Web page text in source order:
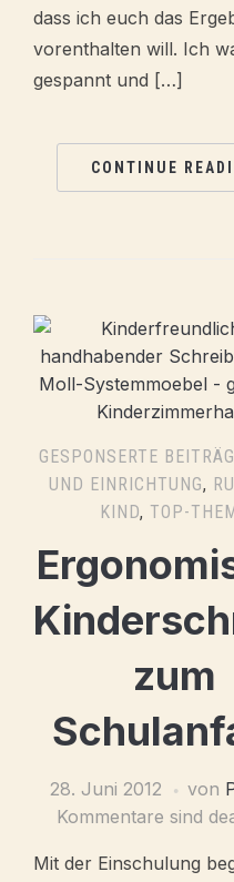
dass ich euch das
vorenthalten will. Ich
gespannt und […]
CONTINUE
GESPONSERTE
UND EINRICHTUNG,
KIND, TOP-
zum
28. Juni 2012 von
Kommentare sind
Mit der Einschulung